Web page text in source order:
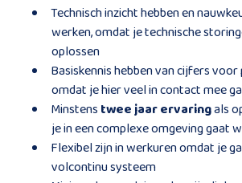
Technisch inzicht hebben en
werken, omdat je technische
oplossen
Basiskennis hebben van cijfers
omdat je hier veel in contact mee
Minstens twee jaar ervaringals
je in een complexe omgeving gaat
Flexibel zijn in werkuren omdat je
volcontinu systeem